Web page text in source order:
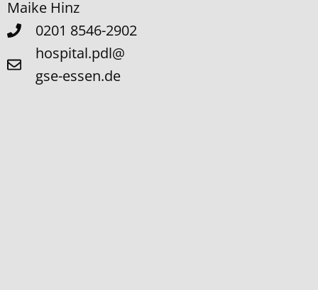
Maike Hinz
0201 8546-2902
hospital.pdl@
gse-essen.de